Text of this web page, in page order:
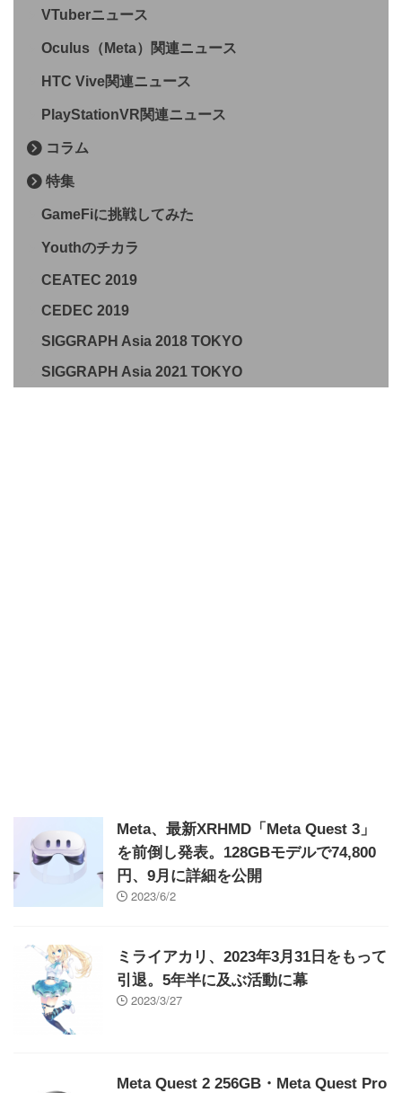
VTuberニュース
Oculus（Meta）関連ニュース
HTC Vive関連ニュース
PlayStationVR関連ニュース
コラム
特集
GameFiに挑戦してみた
Youthのチカラ
CEATEC 2019
CEDEC 2019
SIGGRAPH Asia 2018 TOKYO
SIGGRAPH Asia 2021 TOKYO
Meta、最新XRHMD「Meta Quest 3」
を前倒し発表。128GBモデルで74,800
円、9月に詳細を公開
2023/6/2
ミライアカリ、2023年3月31日をもって
引退。5年半に及ぶ活動に幕
2023/3/27
Meta Quest 2 256GB・Meta Quest Pro